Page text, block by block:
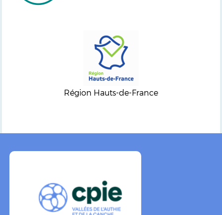
Région Hauts-de-France